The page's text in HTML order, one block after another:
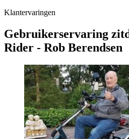
Klantervaringen
Gebruikerservaring
Rider - Rob Berendsen